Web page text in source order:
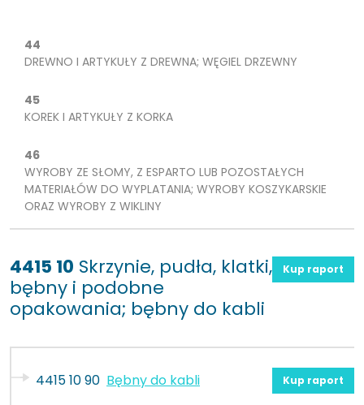
44
DREWNO I ARTYKUŁY Z DREWNA; WĘGIEL DRZEWNY
45
KOREK I ARTYKUŁY Z KORKA
46
WYROBY ZE SŁOMY, Z ESPARTO LUB POZOSTAŁYCH
MATERIAŁÓW DO WYPLATANIA; WYROBY KOSZYKARSKIE
ORAZ WYROBY Z WIKLINY
4415 10 Skrzynie, pudła, klatki,
bębny i podobne
opakowania; bębny do kabli
Kup raport
4415 10 90 Bębny do kabli Kup raport